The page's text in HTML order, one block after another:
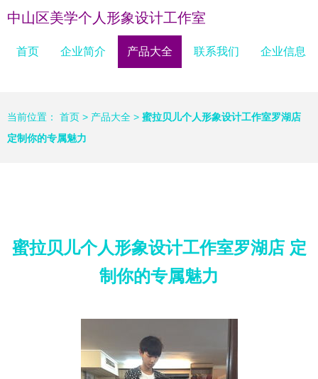
中山区美学个人形象设计工作室
首页 企业简介 产品大全 联系我们 企业信息
当前位置： 首页 > 产品大全 > 蜜拉贝儿个人形象设计工作室罗湖店
定制你的专属魅力
蜜拉贝儿个人形象设计工作室罗湖店 定
制你的专属魅力